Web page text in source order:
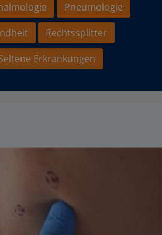
Pneumologie
Rechtssplitter
Erkrankungen